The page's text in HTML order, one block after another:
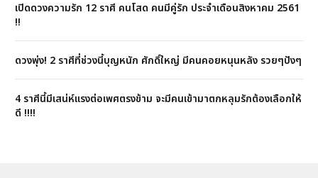
เปิดดวงความรัก 12 ราศี คนโสด คนมีคู่รัก ประจำเดือนสิงหาคม 2561
!!
ดวงพุ่ง! 2 ราศีที่ช่วงนี้บุญหนัก ศักดิ์ใหญ่ มีคนคอยหนุนหลัง รวยๆปังๆ
4 ราศีนี้มีเสน่ห์แรงต่อเพศตรงข้าม จะมีคนเข้ามาตกหลุมรักต้องเลือกให้
ดี !!!!